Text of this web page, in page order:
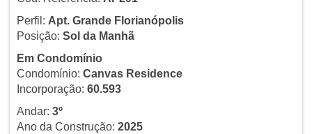
Perfil: Apt. Grande Florianópolis
Posição: Sol da Manhã
Em Condomínio
Condomínio: Canvas Residence
Incorporação: 60.593
Andar: 3º
Ano da Construção: 2025